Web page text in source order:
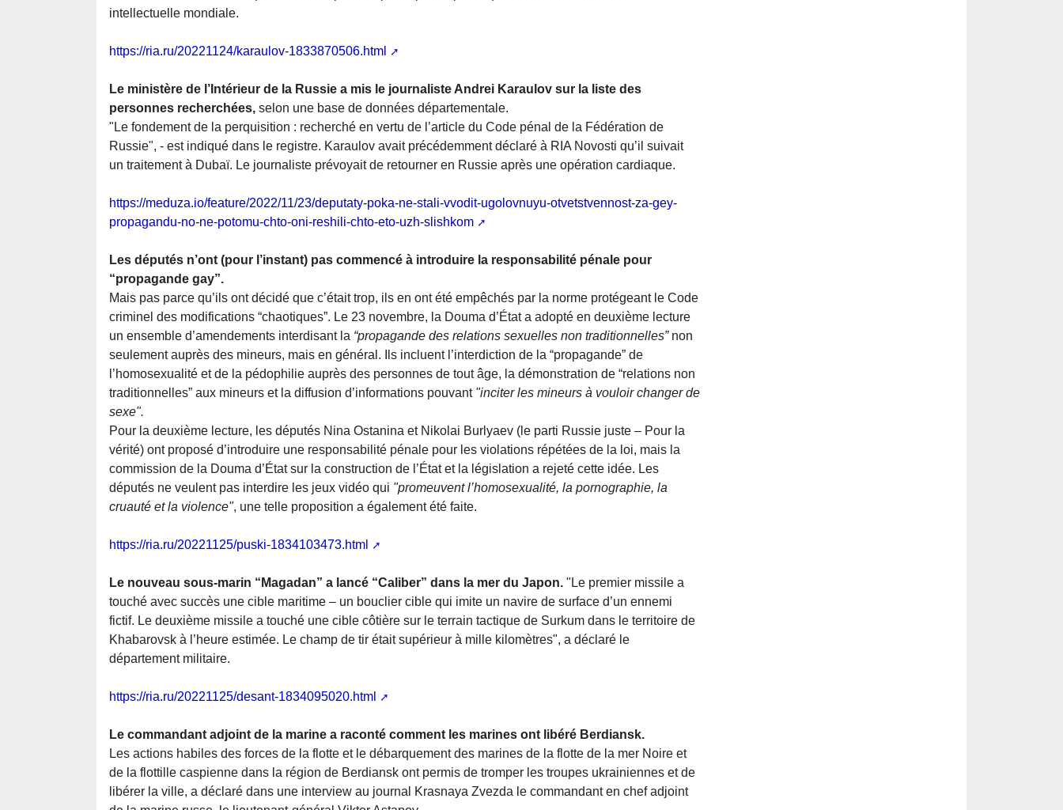
intellectuelle mondiale.
https://ria.ru/20221124/karaulov-1833870506.html
Le ministère de l’Intérieur de la Russie a mis le journaliste Andrei Karaulov sur la liste des
personnes recherchées, selon une base de données départementale.
"Le fondement de la perquisition : recherché en vertu de l’article du Code pénal de la Fédération de
Russie", - est indiqué dans le registre. Karaulov avait précédemment déclaré à RIA Novosti qu’il suivait
un traitement à Dubaï. Le journaliste prévoyait de retourner en Russie après une opération cardiaque.
https://meduza.io/feature/2022/11/23/deputaty-poka-ne-stali-vvodit-ugolovnuyu-otvetstvennost-za-gey-
propagandu-no-ne-potomu-chto-oni-reshili-chto-eto-uzh-slishkom
Les députés n’ont (pour l’instant) pas commencé à introduire la responsabilité pénale pour
“propagande gay”.
Mais pas parce qu’ils ont décidé que c’était trop, ils en ont été empêchés par la norme protégeant le Code
criminel des modifications “chaotiques”. Le 23 novembre, la Douma d’État a adopté en deuxième lecture
un ensemble d’amendements interdisant la “propagande des relations sexuelles non traditionnelles”non
seulement auprès des mineurs, mais en général. Ils incluent l’interdiction de la “propagande” de
l’homosexualité et de la pédophilie auprès des personnes de tout âge, la démonstration de “relations non
traditionnelles” aux mineurs et la diffusion d’informations pouvant"inciter les mineurs à vouloir changer de
sexe".
Pour la deuxième lecture, les députés Nina Ostanina et Nikolai Burlyaev (le parti Russie juste – Pour la
vérité) ont proposé d’introduire une responsabilité pénale pour les violations répétées de la loi, mais la
commission de la Douma d’État sur la construction de l’État et la législation a rejeté cette idée. Les
députés ne veulent pas interdire les jeux vidéo qui "promeuvent l’homosexualité, la pornographie, la
cruauté et la violence", une telle proposition a également été faite.
https://ria.ru/20221125/puski-1834103473.html
Le nouveau sous-marin “Magadan” a lancé “Caliber” dans la mer du Japon. "Le premier missile a
touché avec succès une cible maritime – un bouclier cible qui imite un navire de surface d’un ennemi
fictif. Le deuxième missile a touché une cible côtière sur le terrain tactique de Surkum dans le territoire de
Khabarovsk à l’heure estimée. Le champ de tir était supérieur à mille kilomètres", a déclaré le
département militaire.
https://ria.ru/20221125/desant-1834095020.html
Le commandant adjoint de la marine a raconté comment les marines ont libéré Berdiansk.
Les actions habiles des forces de la flotte et le débarquement des marines de la flotte de la mer Noire et
de la flottille caspienne dans la région de Berdiansk ont permis de tromper les troupes ukrainiennes et de
libérer la ville, a déclaré dans une interview au journal Krasnaya Zvezda le commandant en chef adjoint